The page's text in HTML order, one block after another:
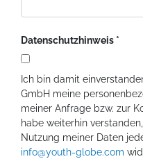
Datenschutzhinweis
Ich bin damit
GmbH meine
meiner Anfrage bzw. zur
habe weiterhin
Nutzung meiner Daten
info@youth-globe.com